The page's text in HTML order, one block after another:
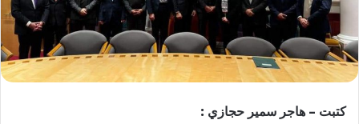
كتبت – هاجر سمير حجازي :